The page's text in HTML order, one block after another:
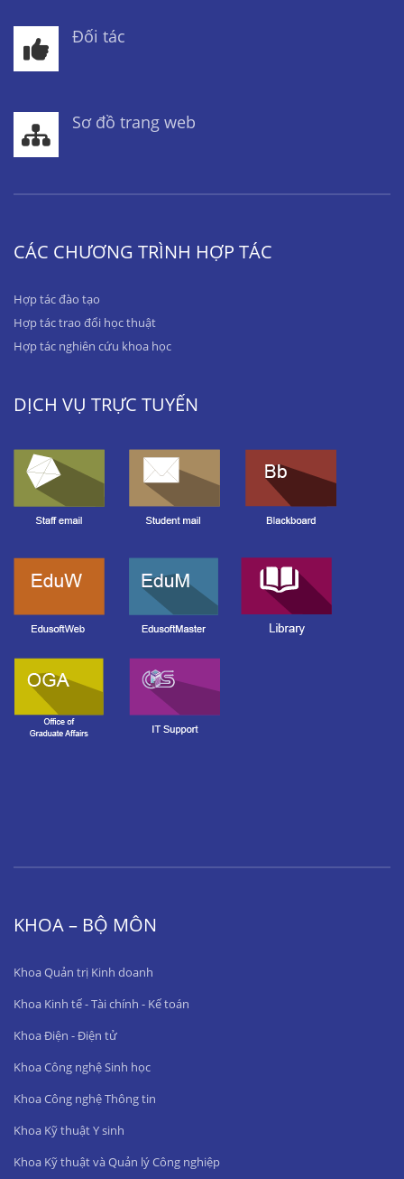
Đối tác
Sơ đồ trang web
CÁC CHƯƠNG TRÌNH HỢP TÁC
Hợp tác đào tạo
Hợp tác trao đổi học thuật
Hợp tác nghiên cứu khoa học
DỊCH VỤ TRỰC TUYẾN
KHOA – BỘ MÔN
Khoa Quản trị Kinh doanh
Khoa Kinh tế - Tài chính - Kế toán
Khoa Điện - Điện tử
Khoa Công nghệ Sinh học
Khoa Công nghệ Thông tin
Khoa Kỹ thuật Y sinh
Khoa Kỹ thuật và Quản lý Công nghiệp